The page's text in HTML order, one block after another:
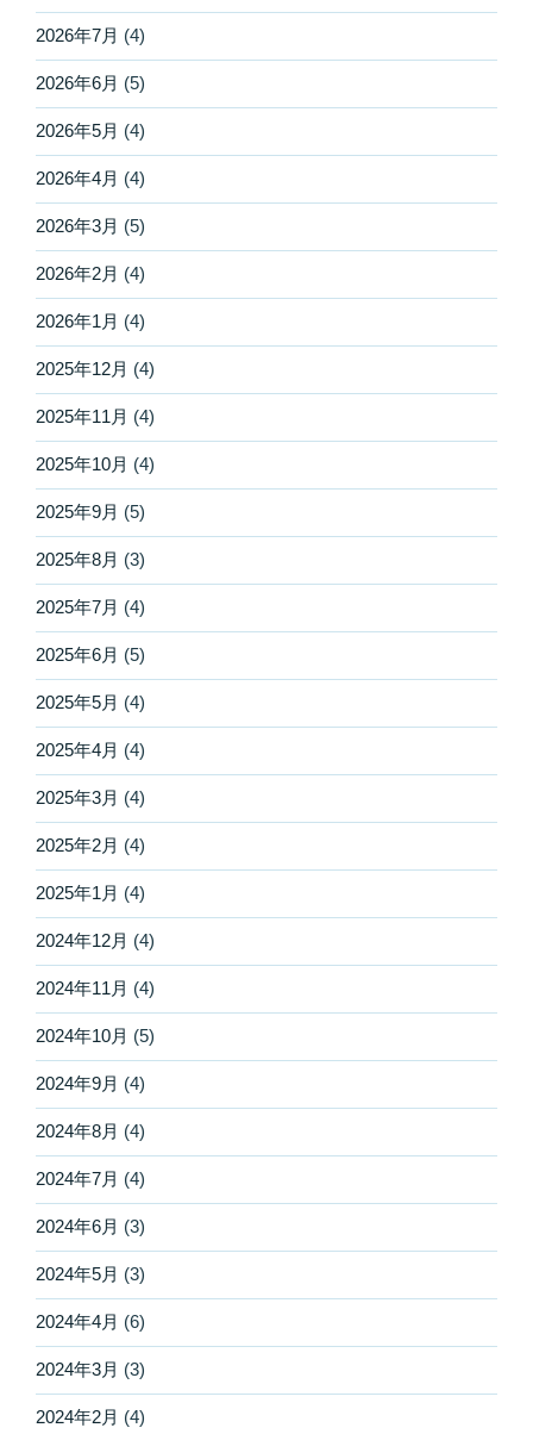
2026年7月 (4)
2026年6月 (5)
2026年5月 (4)
2026年4月 (4)
2026年3月 (5)
2026年2月 (4)
2026年1月 (4)
2025年12月 (4)
2025年11月 (4)
2025年10月 (4)
2025年9月 (5)
2025年8月 (3)
2025年7月 (4)
2025年6月 (5)
2025年5月 (4)
2025年4月 (4)
2025年3月 (4)
2025年2月 (4)
2025年1月 (4)
2024年12月 (4)
2024年11月 (4)
2024年10月 (5)
2024年9月 (4)
2024年8月 (4)
2024年7月 (4)
2024年6月 (3)
2024年5月 (3)
2024年4月 (6)
2024年3月 (3)
2024年2月 (4)